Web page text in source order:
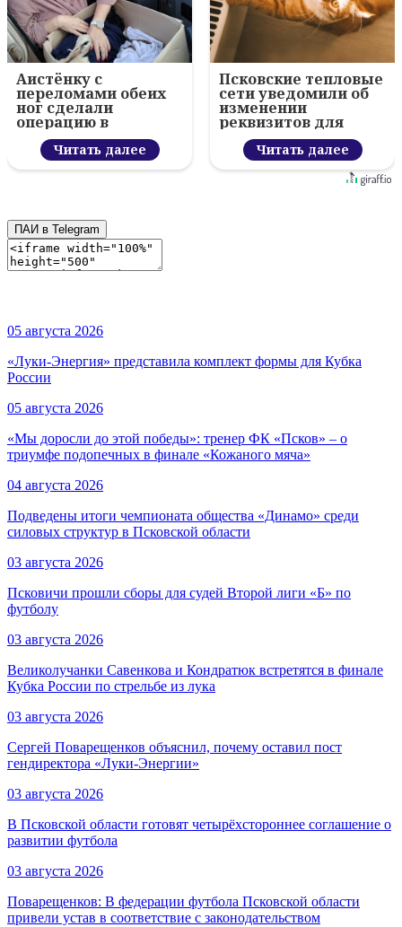
Аистёнку с
переломами обеих
ног сделали
операцию в
гдовском центре
Читать далее
Псковские тепловые
сети уведомили об
изменении
реквизитов для
оплаты
Читать далее
ПАИ в Telegram
05 августа 2026
«Луки-Энергия» представила комплект формы для Кубка
России
05 августа 2026
«Мы доросли до этой победы»: тренер ФК «Псков» – о
триумфе подопечных в финале «Кожаного мяча»
04 августа 2026
Подведены итоги чемпионата общества «Динамо» среди
силовых структур в Псковской области
03 августа 2026
Псковичи прошли сборы для судей Второй лиги «Б» по
футболу
03 августа 2026
Великолучанки Савенкова и Кондратюк встретятся в финале
Кубка России по стрельбе из лука
03 августа 2026
Сергей Поварещенков объяснил, почему оставил пост
гендиректора «Луки-Энергии»
03 августа 2026
В Псковской области готовят четырёхстороннее соглашение о
развитии футбола
03 августа 2026
Поварещенков: В федерации футбола Псковской области
привели устав в соответствие с законодательством